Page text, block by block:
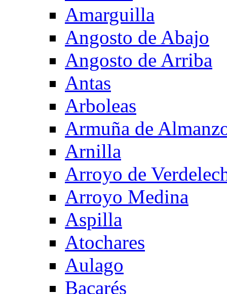
Amarguilla
Angosto de Abajo
Angosto de Arriba
Antas
Arboleas
Armuña de
Arnilla
Arroyo de
Arroyo Medina
Aspilla
Atochares
Aulago
Bacarés